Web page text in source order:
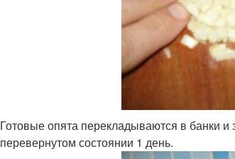
Готовые опята перекладываются в банки
перевернутом состоянии 1 день.